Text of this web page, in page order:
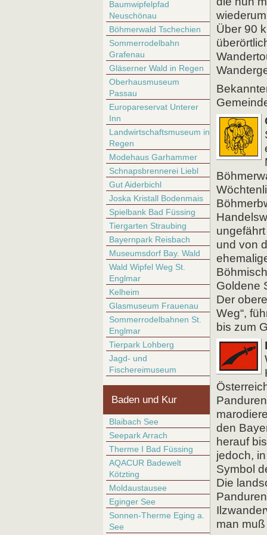
Baumwipfelpfad
Neuschönau
Böhmerwald Tschechien
Sommerrodelbahn
Grafenau
Gläserner Wald in Regen
Oberhausmuseum
Passau
Europareservat Unterer
Inn
Landwirtschaftsmuseum in
Regen
Modehaus Garhammer
Schnapsbrennerei Liebl
Gut Aiderbichl
Joska Kristall Bodenmais
Spielbank Bad Füssing
Tiergarten Straubing
Bayernpark Reisbach
Museumsdorf Bay. Wald
Wald Wipfel Weg St.
Englmar
Kelheim
Glasmuseum Frauenau
Sommerrodelbahnen St.
Englmar
Tierpark Lohberg
Jagd- und
Fischereimuseum
Baden und Kur
Blaibach See
Seepark Arrach
Therme I Bad Füssing
AQACUR Badewelt
Kötzting
Moldaustausee
Eginger See
Sonnen-Therme Eging a.
See
Über 90
und von
Goldene
Der
Weg“,
bis zum
den
herauf
jedoch,
Symbol
Die
man